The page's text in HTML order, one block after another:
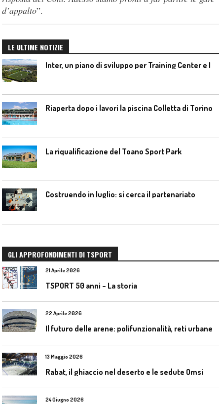
d’appalto”.
LE ULTIME NOTIZIE
Riaperta dopo i lavori la piscina Colletta di Torino
La riqualificazione del Toano Sport Park
Costruendo in luglio: si cerca il partenariato
GLI APPROFONDIMENTI DI TSPORT
21 Aprile 2026
TSPORT 50 anni – La storia
22 Aprile 2026
13 Maggio 2026
Rabat, il ghiaccio nel deserto e le sedute Omsi
24 Giugno 2026